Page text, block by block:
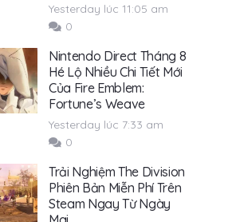
Yesterday lúc 11:05 am
0
Nintendo Direct Tháng 8
Hé Lộ Nhiều Chi Tiết Mới
Của Fire Emblem:
Fortune’s Weave
Yesterday lúc 7:33 am
0
Trải Nghiệm The Division
Phiên Bản Miễn Phí Trên
Steam Ngay Từ Ngày